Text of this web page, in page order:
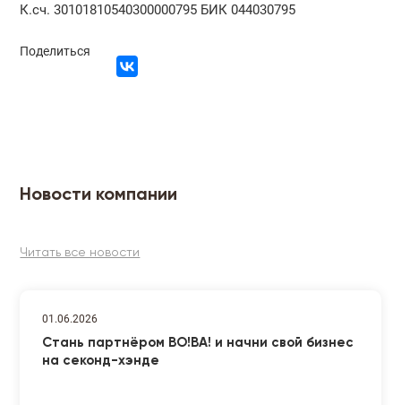
К.сч. 30101810540300000795 БИК 044030795
Поделиться
Новости компании
Читать все новости
01.06.2026
Стань партнёром ВО!ВА! и начни свой бизнес
на секонд-хэнде